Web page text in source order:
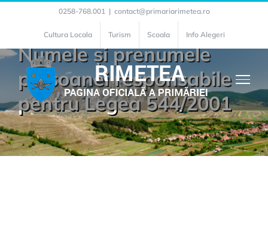
content
0258-768.001 | contact@primariarimetea.ro
Cultura Locala Turism Scoala Info Alegeri
Numele și prenumele
persoanei responsabile
pentru Legea 544/2001